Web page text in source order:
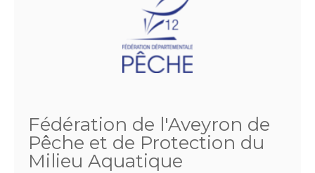
Fédération de l'Aveyron de
Pêche et de Protection du
Milieu Aquatique